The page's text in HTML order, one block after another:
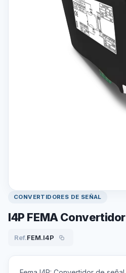
CONVERTIDORES DE SEÑAL
I4P FEMA
Ref.FEM.I4P